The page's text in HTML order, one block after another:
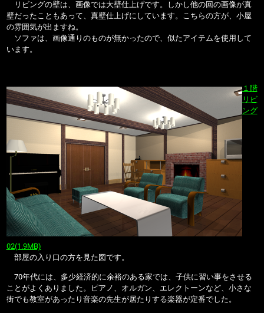
リビングの壁は、画像では大壁仕上げです。しかし他の回の画像が真
壁だったこともあって、真壁仕上げにしています。こちらの方が、小屋
の雰囲気が出ますね。
ソファは、画像通りのものが無かったので、似たアイテムを使用して
います。
１階
リビ
ング
02(1.9MB)
部屋の入り口の方を見た図です。
70年代には、多少経済的に余裕のある家では、子供に習い事をさせる
ことがよくありました。ピアノ、オルガン、エレクトーンなど、小さな
街でも教室があったり音楽の先生が居たりする楽器が定番でした。